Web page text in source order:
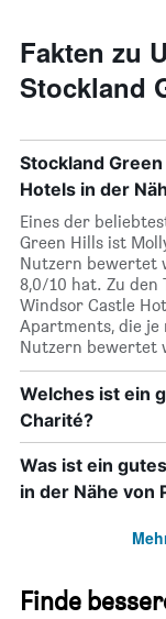
Fakten zu
Stockland
Stockland
Hotels in der
Eines der
Green Hills ist
Nutzern bewertet
8,0/10 hat. Zu den
Windsor Castle
Apartments, die je
Nutzern bewertet
Welches ist ein
Charité?
Was ist ein
in der Nähe von
Finde